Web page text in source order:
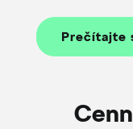
Prečítajte